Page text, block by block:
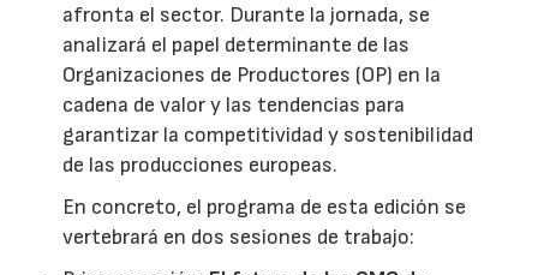
afronta el sector. Durante la jornada, se
analizará el papel determinante de las
Organizaciones de Productores (OP) en la
cadena de valor y las tendencias para
garantizar la competitividad y sostenibilidad
de las producciones europeas.
En concreto, el programa de esta edición se
vertebrará en dos sesiones de trabajo: